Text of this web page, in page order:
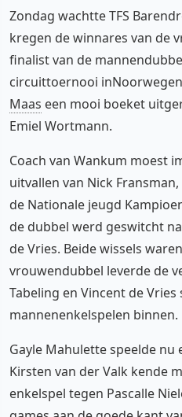
Zondag wachtte TFS
kregen de winnares van de
finalist van de
circuittoernooi
Maas een mooi boeket
Emiel Wortmann.
Coach van Wankum moest
uitvallen van Nick
de Nationale jeugd
de dubbel werd geswitcht
de Vries. Beide wissels
vrouwendubbel leverde de
Tabeling en Vincent de
mannenenkelspelen binnen.
Gayle Mahulette speelde nu
Kirsten van der Valk kende
enkelspel tegen Pascalle